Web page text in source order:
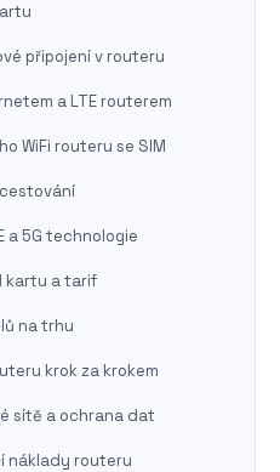
připojení v routeru
a LTE routerem
WiFi routeru se SIM
a 5G technologie
kartu a tarif
na trhu
krok za krokem
sítě a ochrana dat
náklady routeru